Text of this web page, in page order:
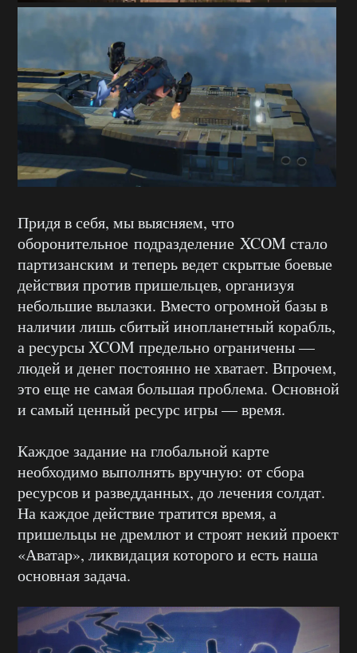
Придя в себя, мы выясняем, что
оборонительное подразделение XCOM стало
партизанским и теперь ведет скрытые боевые
действия против пришельцев, организуя
небольшие вылазки. Вместо огромной базы в
наличии лишь сбитый инопланетный корабль,
а ресурсы XCOM предельно ограничены —
людей и денег постоянно не хватает. Впрочем,
это еще не самая большая проблема. Основной
и самый ценный ресурс игры — время.
Каждое задание на глобальной карте
необходимо выполнять вручную: от сбора
ресурсов и разведданных, до лечения солдат.
На каждое действие тратится время, а
пришельцы не дремлют и строят некий проект
«Аватар», ликвидация которого и есть наша
основная задача.